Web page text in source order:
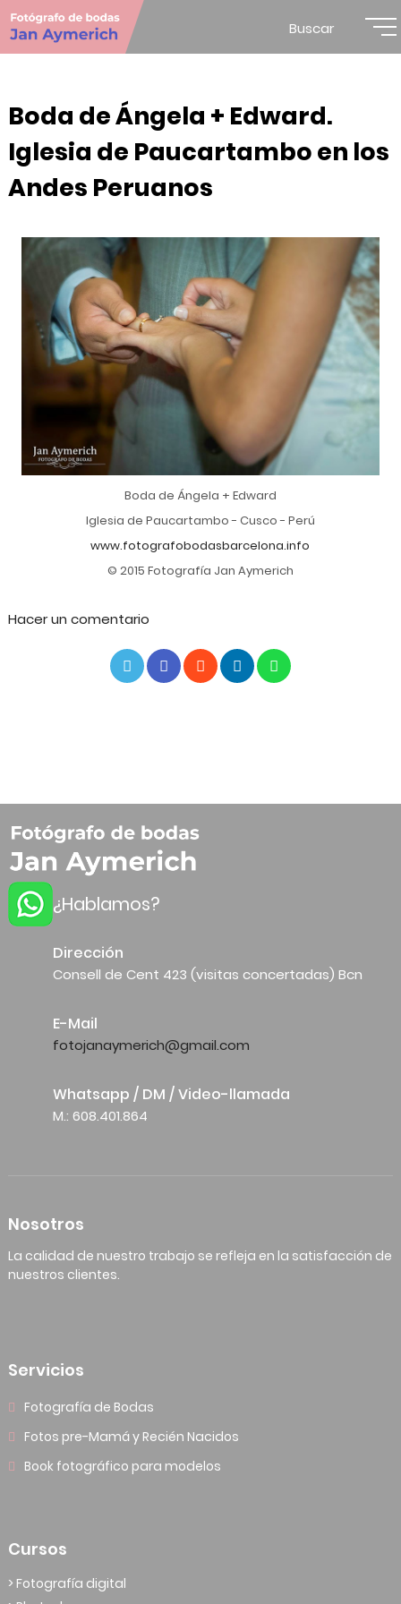
Buscar
Boda de Ángela + Edward.
Iglesia de Paucartambo en los
Andes Peruanos
Boda de Ángela + Edward
Iglesia de Paucartambo - Cusco - Perú
www.fotografobodasbarcelona.info
© 2015 Fotografía Jan Aymerich
Hacer un comentario
¿Hablamos?
Dirección
Consell de Cent 423 (visitas concertadas) Bcn
E-Mail
fotojanaymerich@gmail.com
Whatsapp / DM / Video-llamada
M.: 608.401.864
Nosotros
La calidad de nuestro trabajo se refleja en la satisfacción de
nuestros clientes.
Servicios
Fotografía de Bodas
Fotos pre-Mamá y Recién Nacidos
Book fotográfico para modelos
Cursos
> Fotografía digital